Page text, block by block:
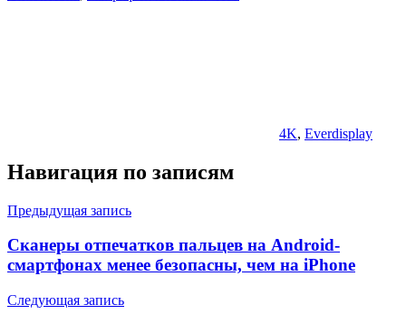
4K, Everdisplay
Навигация по записям
Предыдущая запись
Сканеры отпечатков пальцев на Android-
смартфонах менее безопасны, чем на iPhone
Следующая запись